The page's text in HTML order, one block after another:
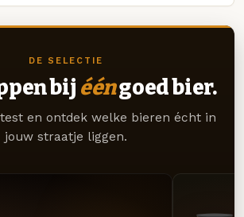
DE SELECTIE
bij ééngoed bier.
en ontdek welke bieren écht in
jouw straatje liggen.